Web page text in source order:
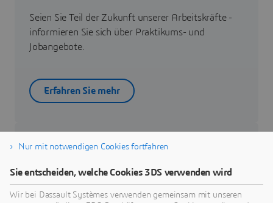
Seien Sie Teil der Zukunft unserer Arbeitskräfte -
informieren Sie sich über Praktikums- und
Jobangebote.
Erfahren Sie mehr
Erfahren Sie, wie Sie Teil unseres Teams werden.
Nur mit notwendigen Cookies fortfahren
Sie entscheiden, welche Cookies 3DS verwenden wird
Wir bei Dassault Systèmes verwenden gemeinsam mit unseren